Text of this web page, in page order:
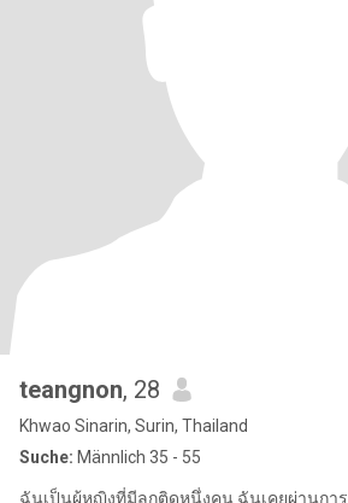
teangnon, 28
Khwao Sinarin, Surin, Thailand
Suche: Männlich 35 - 55
ฉันเป็นผู้หญิงที่มีลูกติดหนึ่งคน ฉันเคยผ่านกา